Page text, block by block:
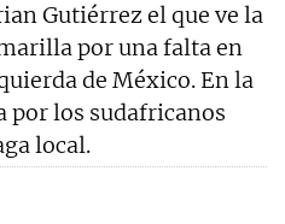
Gutiérrez el que ve la
por una falta en
de México. En la
por los sudafricanos
local.